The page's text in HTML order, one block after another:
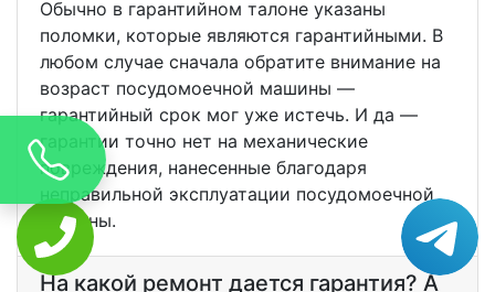
Обычно в гарантийном талоне указаны
поломки, которые являются гарантийными. В
любом случае сначала обратите внимание на
возраст посудомоечной машины —
гарантийный срок мог уже истечь. И да —
гарантии точно нет на механические
повреждения, нанесенные благодаря
неправильной эксплуатации посудомоечной
машины.
На какой ремонт дается гарантия? А